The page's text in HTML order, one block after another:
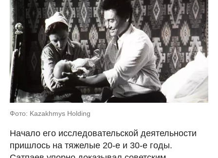
Фото: Kazakhmys Holding
Начало его исследовательской деятельности
пришлось на тяжелые 20-е и 30-е годы.